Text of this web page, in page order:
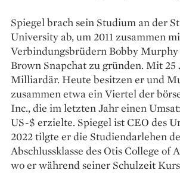
Spiegel brach sein Studium an der
University ab, um 2011 zusammen
Verbindungsbrüdern Bobby Murphy
Brown Snapchat zu gründen. Mit
Milliardär. Heute besitzen er und
zusammen etwa ein Viertel der
Inc., die im letzten Jahr einen
US-$ erzielte. Spiegel ist CEO des
2022 tilgte er die Studiendarlehen
Abschlussklasse des Otis College of
wo er während seiner Schulzeit